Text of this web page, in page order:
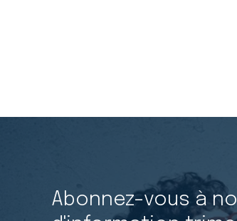
Abonnez-vous à